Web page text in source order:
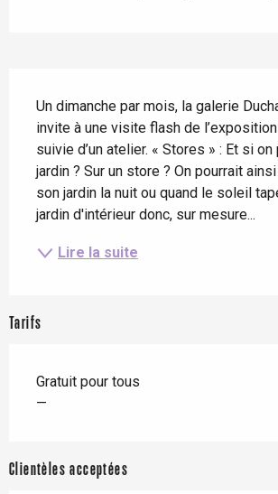
Un dimanche par mois, la galerie
invite à une visite flash de
suivie d’un atelier. « Stores » : Et si
jardin ? Sur un store ? On pourrait
son jardin la nuit ou quand le soleil
jardin d'intérieur donc, sur mesure...
Lire la suite
Tarifs
Gratuit pour tous
—
Clientèles acceptées